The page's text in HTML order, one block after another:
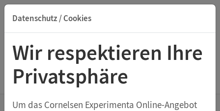
Datenschutz / Cookies
Wir respektieren Ihre
Privatsphäre
Um das Cornelsen Experimenta Online-Angebot
Suche nach Titel, ISBN, Webcode, Stichwort...
Menu Glas- & Laborgeräte